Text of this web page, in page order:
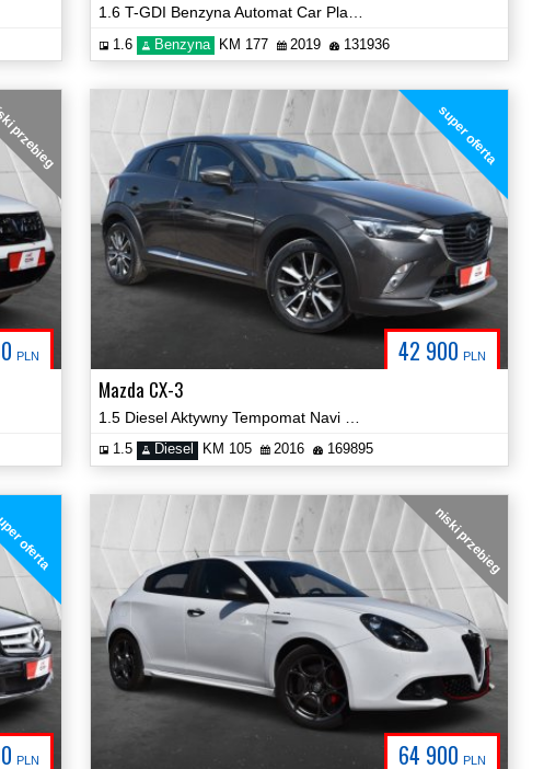
1.6 T-GDI Benzyna Automat Car Play Navi Kamera Certyfikat!
1.6 Benzyna KM 177 2019 131936
PLN 42 900 PLN
super oferta
Mazda CX-3
1.5 Diesel KM 105 2016 169895
PLN
oferta
64 900 PLN
niski przebieg